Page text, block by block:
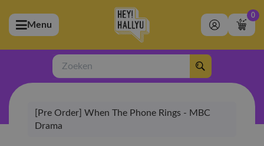
(Artiesten)
(Merchandise)
(Exclusive)
(Winkel)
Menu
0
Zoeken
[Pre Order] When The Phone Rings - MBC
Drama